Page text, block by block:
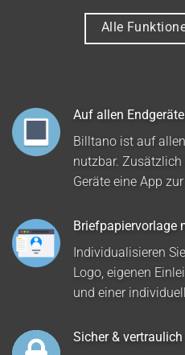
Alle
Auf allen
Billtano ist auf
nutzbar. Zusätzlich
Geräte eine App
Briefpapiervorlage
Individualisieren
Logo, eigenen
und einer
Sicher & vertraulich